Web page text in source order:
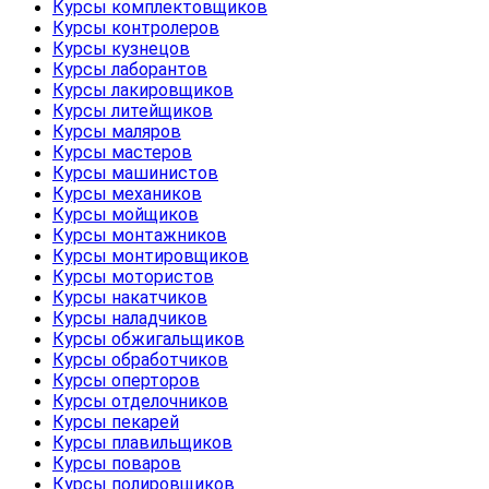
Курсы комплектовщиков
Курсы контролеров
Курсы кузнецов
Курсы лаборантов
Курсы лакировщиков
Курсы литейщиков
Курсы маляров
Курсы мастеров
Курсы машинистов
Курсы механиков
Курсы мойщиков
Курсы монтажников
Курсы монтировщиков
Курсы мотористов
Курсы накатчиков
Курсы наладчиков
Курсы обжигальщиков
Курсы обработчиков
Курсы оперторов
Курсы отделочников
Курсы пекарей
Курсы плавильщиков
Курсы поваров
Курсы полировщиков